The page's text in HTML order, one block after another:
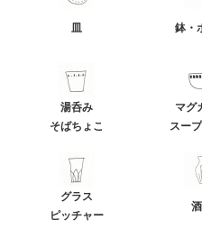
皿 鉢・
湯呑み
そばちょこ
マグ
スー
グラス
ピッチャー